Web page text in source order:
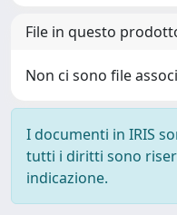
File in questo
Non ci sono file
I documenti in IRIS
tutti i diritti sono
indicazione.